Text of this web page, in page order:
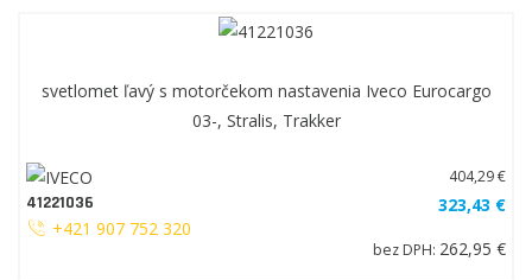
svetlomet ľavý s motorčekom nastavenia Iveco Eurocargo
03-, Stralis, Trakker
41221036
+421 907 752 320
404,29 €
323,43 €
bez DPH: 262,95 €